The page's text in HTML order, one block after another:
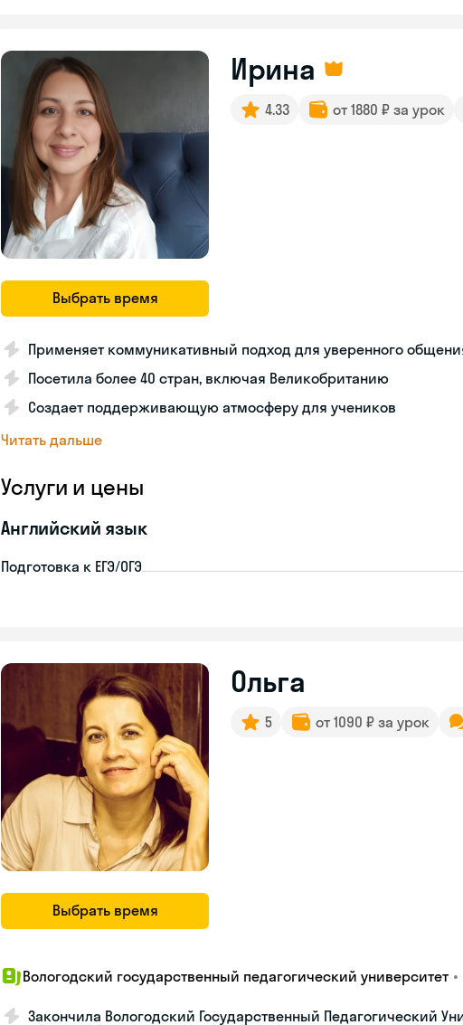
Выбрать время
Ирина
4.33 от 1880 ₽ за урок
Применяет коммуникативный подход для уверенного
Посетила более 40 стран, включая Великобританию
Создает поддерживающую атмосферу для учеников
Читать дальше
Услуги и цены
Английский язык
Подготовка к ЕГЭ/ОГЭ
Выбрать время
Ольга
5 от 1090 ₽ за урок
Вологодский государственный педагогический университет •
Закончила Вологодский Государственный Педагогический